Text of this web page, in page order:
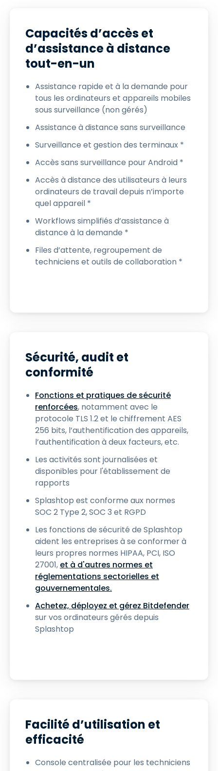
Capacités d’accès et
d’assistance à distance
tout-en-un
Assistance rapide et à la demande pour
tous les ordinateurs et appareils mobiles
sous surveillance (non gérés)
Assistance à distance sans surveillance
Surveillance et gestion des terminaux *
Accès sans surveillance pour Android *
Accès à distance des utilisateurs à leurs
ordinateurs de travail depuis n’importe
quel appareil *
Workflows simplifiés d’assistance à
distance à la demande *
Files d’attente, regroupement de
techniciens et outils de collaboration *
Sécurité, audit et
conformité
Fonctions et pratiques de sécurité
renforcées, notamment avec le
protocole TLS 1.2 et le chiffrement AES
256 bits, l’authentification des appareils,
l’authentification à deux facteurs, etc.
Les activités sont journalisées et
disponibles pour l'établissement de
rapports
Splashtop est conforme aux normes
SOC 2 Type 2, SOC 3 et RGPD
Les fonctions de sécurité de Splashtop
aident les entreprises à se conformer à
leurs propres normes HIPAA, PCI, ISO
27001, et à d'autres normes et
réglementations sectorielles et
gouvernementales.
Achetez, déployez et gérez Bitdefender
sur vos ordinateurs gérés depuis
Splashtop
Facilité d’utilisation et
efficacité
Console centralisée pour les techniciens